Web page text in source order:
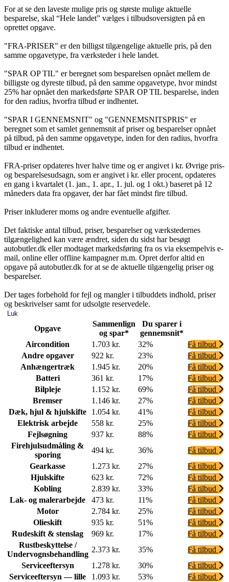
For at se den laveste mulige pris og største mulige aktuelle
besparelse, skal “Hele landet” vælges i tilbudsoversigten på en
oprettet opgave.
"FRA-PRISER" er den billigst tilgængelige aktuelle pris, på den
samme opgavetype, fra værksteder i hele landet.
"SPAR OP TIL" er beregnet som besparelsen opnået mellem de
billigste og dyreste tilbud, på den samme opgavetype, hvor mindst
25% har opnået den markedsførte SPAR OP TIL besparelse, inden
for den radius, hvorfra tilbud er indhentet.
"SPAR I GENNEMSNIT" og "GENNEMSNITSPRIS" er
beregnet som et samlet gennemsnit af priser og besparelser opnået
på tilbud, på den samme opgavetype, inden for den radius, hvorfra
tilbud er indhentet.
FRA-priser opdateres hver halve time og er angivet i kr. Øvrige pris-
og besparelsesudsagn, som er angivet i kr. eller procent, opdateres
en gang i kvartalet (1. jan., 1. apr., 1. jul. og 1 okt.) baseret på 12
måneders data fra opgaver, der har fået mindst fire tilbud.
Priser inkluderer moms og andre eventuelle afgifter.
Det faktiske antal tilbud, priser, besparelser og værkstedernes
tilgængelighed kan være ændret, siden du sidst har besøgt
autobutler.dk eller modtaget markedsføring fra os via eksempelvis e-
mail, online eller offline kampagner m.m. Opret derfor altid en
opgave på autobutler.dk for at se de aktuelle tilgængelig priser og
besparelser.
Der tages forbehold for fejl og mangler i tilbuddets indhold, priser
og beskrivelser samt for udsolgte reservedele.
Luk
Opgave
Sammenlign
og spar*
Du sparer i
gennemsnit*
Aircondition
1.703 kr. 32%
Få tilbud
Andre opgaver
922 kr. 23%
Få tilbud
Anhængertræk
1.945 kr. 20%
Få tilbud
Batteri
361 kr. 17%
Få tilbud
Bilpleje
1.152 kr. 69%
Få tilbud
Bremser
1.146 kr. 27%
Få tilbud
Dæk, hjul & hjulskifte
1.054 kr. 41%
Få tilbud
Elektrisk arbejde
558 kr. 25%
Få tilbud
Fejlsøgning
937 kr. 88%
Få tilbud
Firehjulsudmåling &
sporing
494 kr. 36%
Få tilbud
Gearkasse
1.273 kr. 27%
Få tilbud
Hjulskifte
623 kr. 72%
Få tilbud
Kobling
2.839 kr. 33%
Få tilbud
Lak- og malerarbejde
473 kr. 11%
Få tilbud
Motor
2.784 kr. 25%
Få tilbud
Olieskift
935 kr. 51%
Få tilbud
Rudeskift & stenslag
969 kr. 17%
Få tilbud
Rustbeskyttelse /
Undervognsbehandling
2.373 kr. 35%
Få tilbud
Serviceeftersyn
1.278 kr. 30%
Få tilbud
Serviceeftersyn — lille
1.093 kr. 53%
Få tilbud